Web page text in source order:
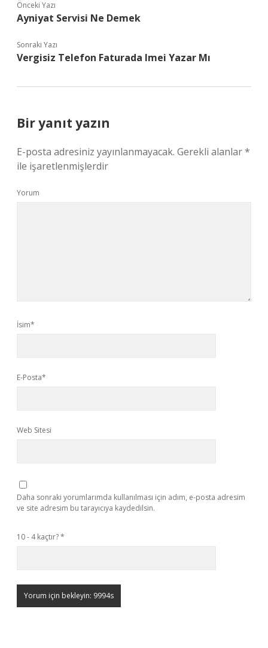
Önceki Yazı
Ayniyat Servisi Ne Demek
Sonraki Yazı
Vergisiz Telefon Faturada Imei Yazar Mı
Bir yanıt yazın
E-posta adresiniz yayınlanmayacak. Gerekli alanlar*
ile işaretlenmişlerdir
Yorum
İsim*
E-Posta*
Web Sitesi
Daha sonraki yorumlarımda kullanılması için adım, e-posta adresim
ve site adresim bu tarayıcıya kaydedilsin.
10 - 4 kaçtır?*